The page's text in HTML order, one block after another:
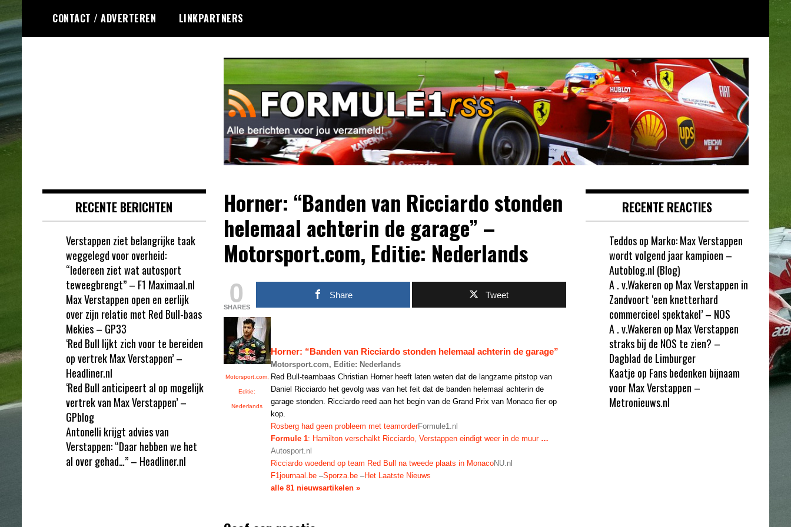
naar
de
inhoud
CONTACT / ADVERTEREN LINKPARTNERS
Horner: “Banden van Ricciardo stonden
helemaal achterin de garage” –
Motorsport.com, Editie: Nederlands
0
SHARES
Share Tweet
Motorsport.com,
Editie:
Nederlands
Horner: “Banden van Ricciardo stonden helemaal achterin de garage”
Motorsport.com, Editie: Nederlands
Red Bull-teambaas Christian Horner heeft laten weten dat de langzame pitstop van
Daniel Ricciardo het gevolg was van het feit dat de banden helemaal achterin de
garage stonden. Ricciardo reed aan het begin van de Grand Prix van Monaco fier op
kop.
Rosberg had geen probleem met teamorderFormule1.nl
Formule 1: Hamilton verschalkt Ricciardo, Verstappen eindigt weer in de muur …
Autosport.nl
Ricciardo woedend op team Red Bull na tweede plaats in MonacoNU.nl
F1journaal.be–Sporza.be–Het Laatste Nieuws
alle 81 nieuwsartikelen »
RECENTE BERICHTEN
Verstappen ziet belangrijke taak
weggelegd voor overheid:
“Iedereen ziet wat autosport
teweegbrengt” – F1 Maximaal.nl
Max Verstappen open en eerlijk
over zijn relatie met Red Bull-baas
Mekies – GP33
‘Red Bull lijkt zich voor te bereiden
op vertrek Max Verstappen’ –
Headliner.nl
‘Red Bull anticipeert al op mogelijk
vertrek van Max Verstappen’ –
GPblog
Antonelli krijgt advies van
Verstappen: “Daar hebben we het
al over gehad…” – Headliner.nl
RECENTE REACTIES
Teddosop Marko: Max Verstappen
wordt volgend jaar kampioen –
Autoblog.nl (Blog)
A . v.Wakeren op Max Verstappen in
Zandvoort ‘een knetterhard
commercieel spektakel’ – NOS
A . v.Wakeren op Max Verstappen
straks bij de NOS te zien? –
Dagblad de Limburger
Kaatje op Fans bedenken bijnaam
voor Max Verstappen –
Metronieuws.nl